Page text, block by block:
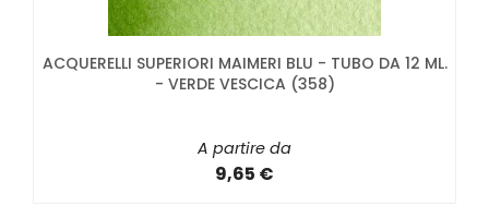
ACQUERELLI SUPERIORI MAIMERI BLU - TUBO DA 12 ML.
- VERDE VESCICA (358)
A partire da
9,65 €